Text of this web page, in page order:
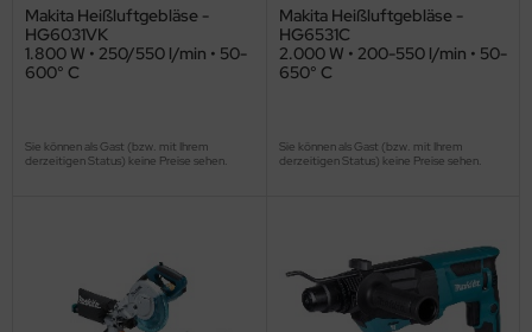
Makita Heißluftgebläse -
HG6031VK
1.800 W • 250/550 l/min • 50-
600° C
Sie können als Gast (bzw. mit Ihrem
derzeitigen Status) keine Preise sehen.
Makita Heißluftgebläse -
HG6531C
2.000 W • 200-550 l/min • 50-
650° C
Sie können als Gast (bzw. mit Ihrem
derzeitigen Status) keine Preise sehen.